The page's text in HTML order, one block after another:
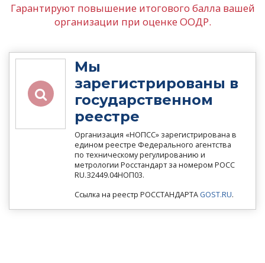
Гарантируют повышение итогового балла вашей
организации при оценке ООДР.
Мы
зарегистрированы в
государственном
реестре
Организация «НОПСС» зарегистрирована в
едином реестре Федерального агентства
по техническому регулированию и
метрологии Росстандарт за номером РОСС
RU.З2449.04НОП03.
Ссылка на реестр РОССТАНДАРТА GOST.RU.